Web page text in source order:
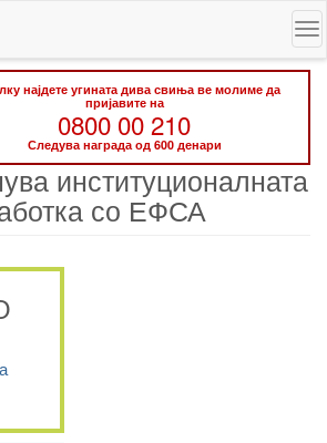
најдете угината дива свиња ве молиме да
пријавите на
0800 00 210
Следува награда од 600 денари
институционалната
со ЕФСА